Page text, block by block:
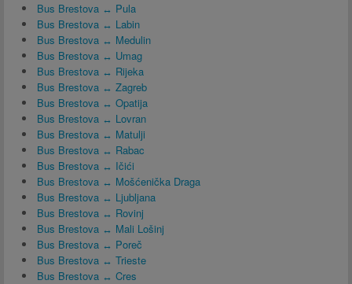
Bus Brestova ↔ Pula
Bus Brestova ↔ Labin
Bus Brestova ↔ Medulin
Bus Brestova ↔ Umag
Bus Brestova ↔ Rijeka
Bus Brestova ↔ Zagreb
Bus Brestova ↔ Opatija
Bus Brestova ↔ Lovran
Bus Brestova ↔ Matulji
Bus Brestova ↔ Rabac
Bus Brestova ↔ Ičići
Bus Brestova ↔ Mošćenička Draga
Bus Brestova ↔ Ljubljana
Bus Brestova ↔ Rovinj
Bus Brestova ↔ Mali Lošinj
Bus Brestova ↔ Poreč
Bus Brestova ↔ Trieste
Bus Brestova ↔ Cres